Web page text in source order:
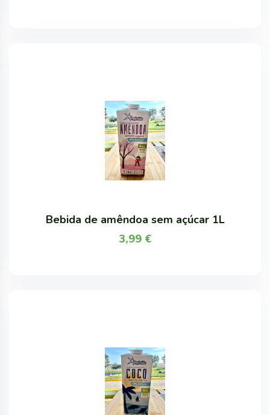
Bebida de amêndoa sem açúcar 1L
3,99 €